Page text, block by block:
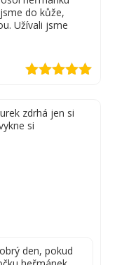
do kůže,
Užívali jsme
zdrhá jen si
si
den, pokud